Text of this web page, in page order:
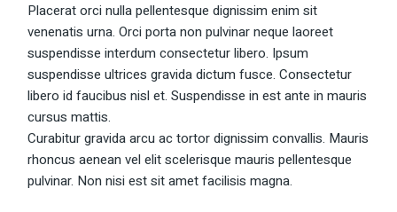
Placerat orci nulla pellentesque dignissim enim sit
venenatis urna. Orci porta non pulvinar neque laoreet
suspendisse interdum consectetur libero. Ipsum
suspendisse ultrices gravida dictum fusce. Consectetur
libero id faucibus nisl et. Suspendisse in est ante in mauris
cursus mattis.
Curabitur gravida arcu ac tortor dignissim convallis. Mauris
rhoncus aenean vel elit scelerisque mauris pellentesque
pulvinar. Non nisi est sit amet facilisis magna.